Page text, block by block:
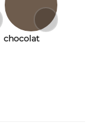
chocolat